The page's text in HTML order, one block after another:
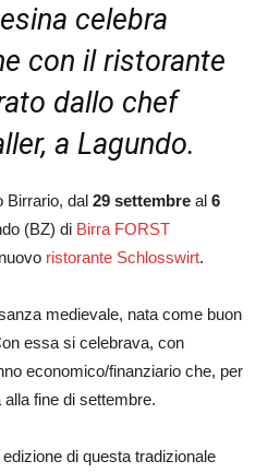
celebra
con il ristorante
dallo chef
a Lagundo.
Birrario, dal 29 settembre al 6
(BZ) di Birra FORST
ristorante Schlosswirt.
medievale, nata come buon
essa si celebrava, con
economico/finanziario che, per
fine di settembre.
di questa tradizionale